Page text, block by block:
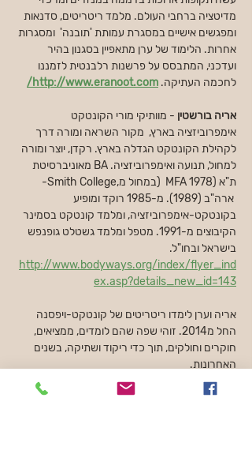
מדיטציה ברחבי העולם. מלמד ריטריטים, סדנאות
ומפגשים אישיים במסגרת עמותת 'תובנה'  ומסגרות
אחרות. הלימוד של ערן מתאפיין בסגנון בהיר
ועדכני, המתבסס על פרשנות רלבנטית לזמננו
לחכמה העתיקה. http://www.eranoot.com/
אריה בורשטין - מוותיקי מורי הקונטקט
אימפרוביזציה בארץ,  מקור השראה ומורה דרך
לקהילת הקונטקט הגדלה בארץ. רקדן, יוצר ומורה
למחול, תנועה ואימפרוביזציה. BA מאוניברסיטת
ת"א (1978 MFA  (במחול מ,Smith College-
ארה"ב (1989). מ-1985 רוקד ומופיע
בקונטקט-אימפרוביזציה, ומלמד קונטקט בסמינר
הקיבוצים מ-1991. מטפל ומלמד גשטלט גופנפש
בישראל ובחו"ל.
http://www.bodyways.org/index/flyer_ind
ex.asp?details_new_id=143
אריה וערן לימדו ריטריטים של קונטקט-ויפסנה
החל מ2014. זוהי שפה שהם לומדים, ממציאים,
חוקרים וחולקים, תוך כדי ריקוד ושתיקה, בשנים
האחרונות.
עלות הריטריט: